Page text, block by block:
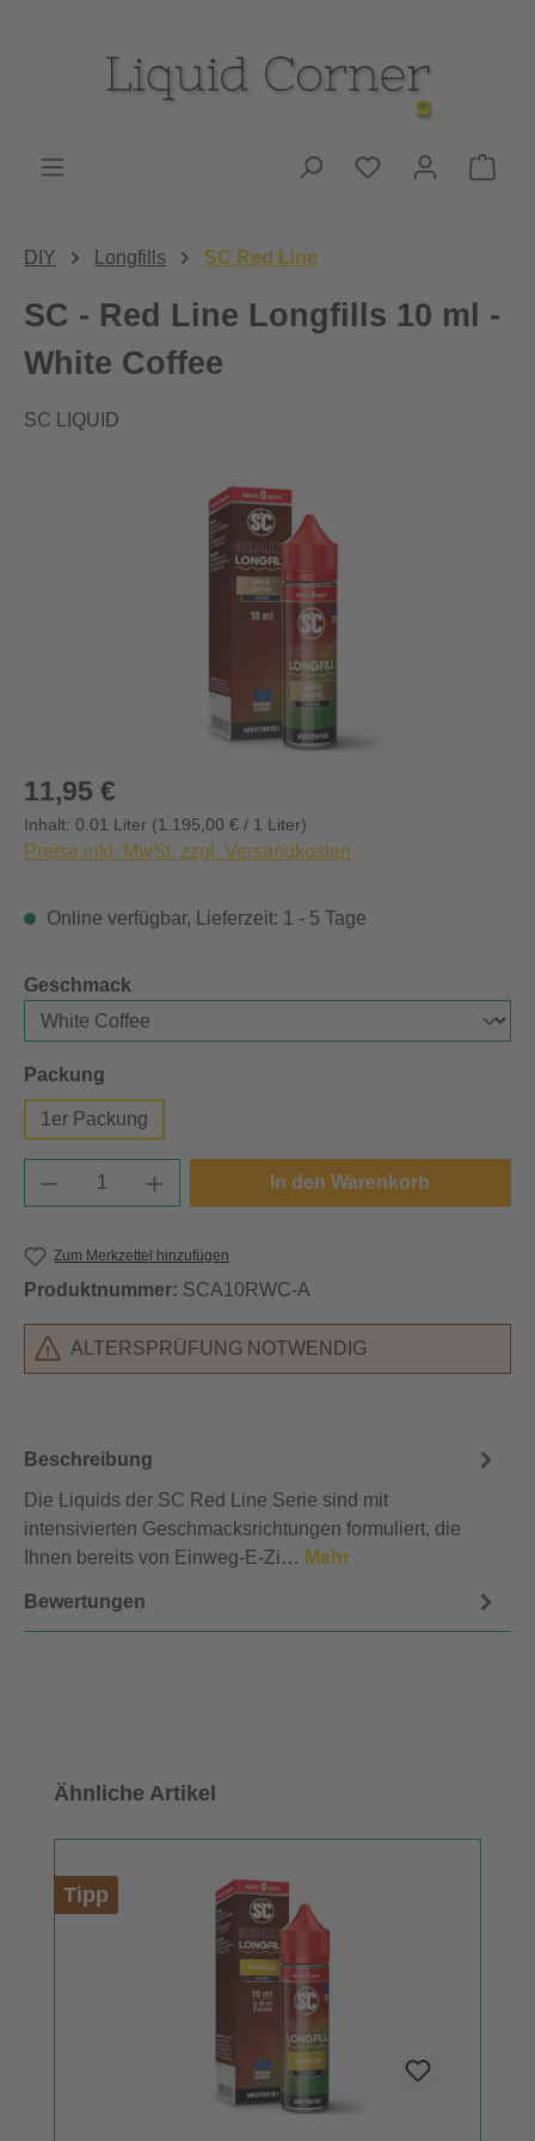
Du hast 0
DIY Longfills SC Red Line
SC - Red Line Longfills 10 ml -
White Coffee
SC LIQUID
Bildergalerie überspringen
Regulärer Preis:
11,95 €
Inhalt: 0.01 Liter (1.195,00 € / 1 Liter)
Preise inkl. MwSt. zzgl. Versandkosten
Online verfügbar, Lieferzeit: 1 - 5 Tage
Geschmack
Packung
1er Packung
Produkt Anzahl: Gib den gewünschten
In den Warenkorb
Zum Merkzettel hinzufügen
Produktnummer: SCA10RWC-A
ALTERSPRÜFUNG NOTWENDIG
Beschreibung
Die Liquids der SC Red Line Serie sind mit
intensivierten Geschmacksrichtungen formuliert, die
Ihnen bereits von Einweg-E-Zi… Mehr
Bewertungen
Produktgalerie überspringen
Ähnliche Artikel
Tipp